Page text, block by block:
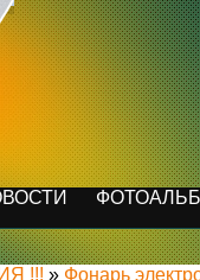
!!! » Фонарь